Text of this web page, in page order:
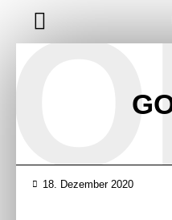
18. Dezember 2020